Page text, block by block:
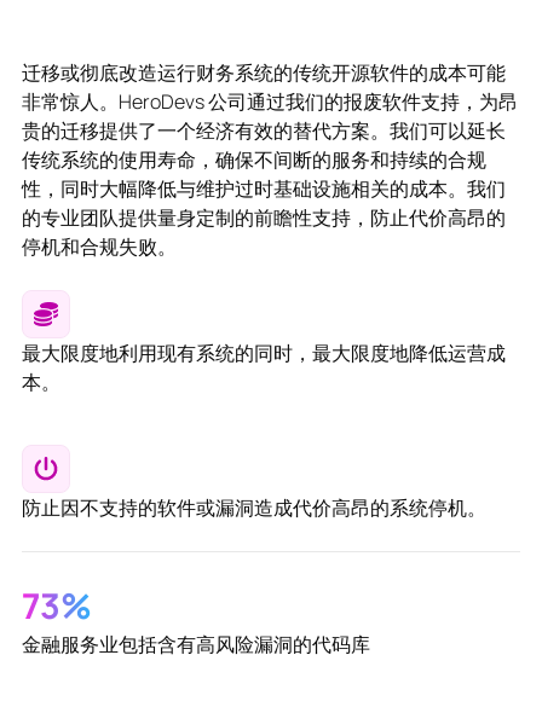
迁移或彻底改造运行财务系统的传统开源软件的成本可能
非常惊人。HeroDevs 公司通过我们的报废软件支持，为昂
贵的迁移提供了一个经济有效的替代方案。我们可以延长
传统系统的使用寿命，确保不间断的服务和持续的合规
性，同时大幅降低与维护过时基础设施相关的成本。我们
的专业团队提供量身定制的前瞻性支持，防止代价高昂的
停机和合规失败。
最大限度地利用现有系统的同时，最大限度地降低运营成
本。
防止因不支持的软件或漏洞造成代价高昂的系统停机。
73%
金融服务业包括含有高风险漏洞的代码库